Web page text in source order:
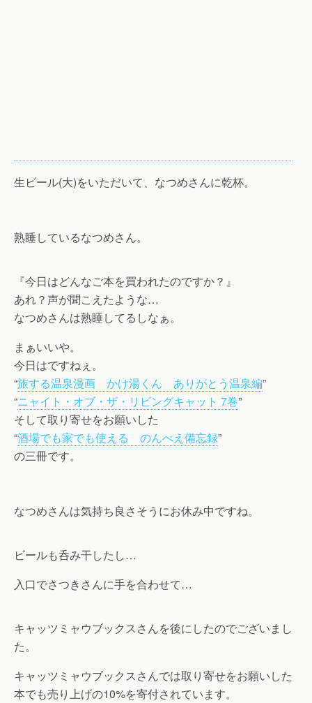
生ビール(大)をいただいて、なつめさんに乾杯。
熟睡しているなつめさん。
『今日はどんなご本を買われたのですか？』
あれ？声が聞こえたような…
なつめさんは熟睡してるしなぁ。
まぁいいや。
今日はですねぇ。
“旅する温泉漫画 かけ湯くん ありがとう温泉編”
“ニャイト・オブ・ザ・リビングキャット 7巻”
そして取り寄せをお願いした
“酒場でも家でも使える のんべえ備忘録”
の三冊です。
なつめさんは気持ち良さそうにお休み中ですね。
ビールも呑み干したし…
入口でさつきさんに手を合わせて…
キャッツミャウブックスさんを後にしたのでございまし
た。
キャッツミャウブックスさんでは取り寄せをお願いした
本でも売り上げの10%を寄付されています。